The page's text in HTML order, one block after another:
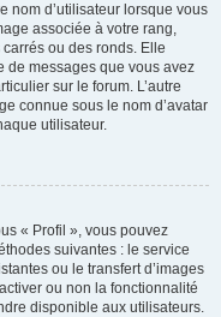
nom d’utilisateur lorsque vous
associée à votre rang,
ou des ronds. Elle
de messages que vous avez
sur le forum. L’autre
connue sous le nom d’avatar
utilisateur.
« Profil », vous pouvez
suivantes : le service
ou le transfert d’images
ou non la fonctionnalité
disponible aux utilisateurs.